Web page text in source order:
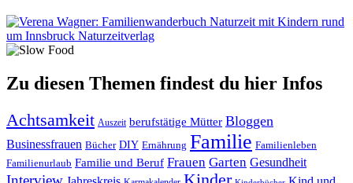
Zu diesen Themen findest du hier Infos
Achtsamkeit Auszeit berufstätige Mütter Bloggen
Businessfrauen Bücher DIY Ernährung Familie Familienleben
Familienurlaub Familie und Beruf Frauen Garten Gesundheit